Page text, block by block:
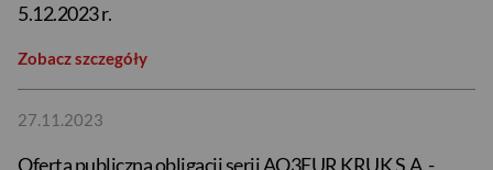
5.12.2023 r.
Zobacz szczegóły
27.11.2023
Oferta publiczna obligacji serii AO3EUR KRUK S.A. -